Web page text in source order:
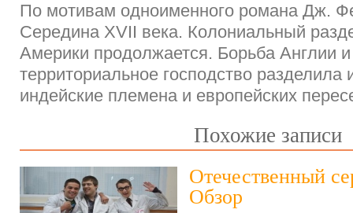
По мотивам одноименного романа Дж.
Середина XVII века. Колониальный
Америки продолжается. Борьба Англии
территориальное господство разделила
индейские племена и европейских
Похожие записи
Отечественный
Обзор